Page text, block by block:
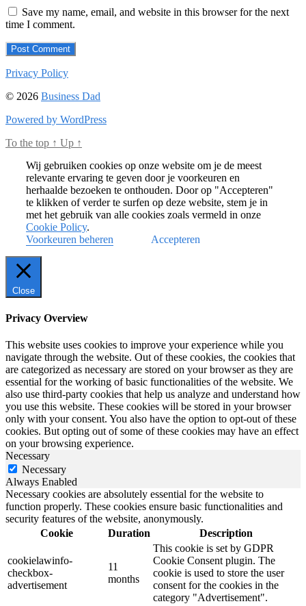
Save my name, email, and website in this browser for the next
time I comment.
Privacy Policy
© 2026 Business Dad
Powered by WordPress
To the top ↑ Up ↑
Wij gebruiken cookies op onze website om je de meest
relevante ervaring te geven door je voorkeuren en
herhaalde bezoeken te onthouden. Door op "Accepteren"
te klikken of verder te surfen op deze website, stem je in
met het gebruik van alle cookies zoals vermeld in onze
Cookie Policy.
Voorkeuren beheren
Accepteren
Close
Privacy Overview
This website uses cookies to improve your experience while you
navigate through the website. Out of these cookies, the cookies that
are categorized as necessary are stored on your browser as they are
essential for the working of basic functionalities of the website. We
also use third-party cookies that help us analyze and understand how
you use this website. These cookies will be stored in your browser
only with your consent. You also have the option to opt-out of these
cookies. But opting out of some of these cookies may have an effect
on your browsing experience.
Necessary
Necessary
Always Enabled
Necessary cookies are absolutely essential for the website to
function properly. These cookies ensure basic functionalities and
security features of the website, anonymously.
Cookie
Duration Description
cookielawinfo-
checkbox-
advertisement
11
months
This cookie is set by GDPR
Cookie Consent plugin. The
cookie is used to store the user
consent for the cookies in the
category "Advertisement".